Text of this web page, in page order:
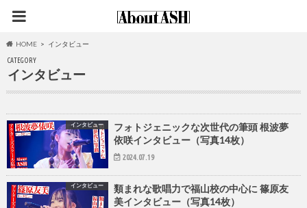
HOME インタビュー
CATEGORY
インタビュー
インタビュー
フォトジェニックな次世代の筆頭 根波夢
依咲インタビュー（写真14枚）
2024.07.19
インタビュー
類まれな歌唱力で福山校の中心に 篠原友
美インタビュー（写真14枚）